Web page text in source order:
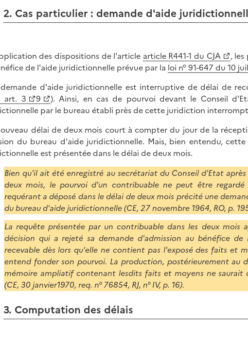
2. Cas particulier : demande d'aide
des dispositions de l'article article R441-1 du CJA
,
de l'aide juridictionnelle prévue par la loi n° 91-647 du 10
d'aide juridictionnelle est interruptive de délai de
art. 3
9
). Ainsi, en cas de pourvoi devant le Conseil
par le bureau établi près de cette juridiction
délai de deux mois court à compter du jour de la
du bureau d'aide juridictionnelle. Mais, bien entendu,
est présentée dans le délai de deux mois.
Bien qu'il ait été enregistré au secrétariat du Conseil d'Etat
deux mois, le pourvoi d'un contribuable ne peut être
requérant a déposé dans le délai de deux mois précité une
du bureau d'aide juridictionnelle (CE, 27 novembre 1964, RO, p.
La requête présentée par un contribuable dans les deux
décision qui a rejeté sa demande d'admission au bénéfice
recevable dès lors qu'elle ne contient pas l'exposé des faits et
entend fonder son pourvoi. La production, postérieurement au
mémoire ampliatif contenant lesdits faits et moyens ne saurait
(CE, 30 janvier1970, req. n° 76854, RJ, n° IV, p. 16).
3. Computation des délais